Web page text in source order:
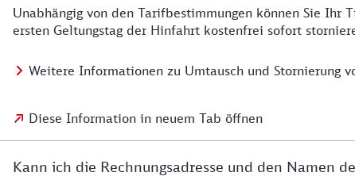
Unabhängig von den Tarifbestimmungen können Sie
ersten Geltungstag der Hinfahrt kostenfrei sofort
Weitere Informationen zu Umtausch und Stornierung
Diese Information in neuem Tab öffnen
Kann ich die Rechnungsadresse und den Namen